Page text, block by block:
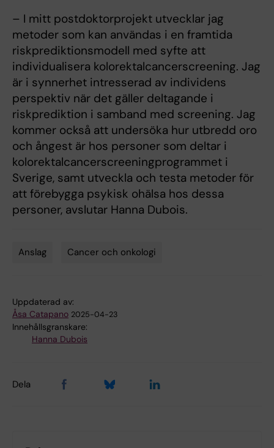
– I mitt postdoktorprojekt utvecklar jag
metoder som kan användas i en framtida
riskprediktionsmodell med syfte att
individualisera kolorektalcancerscreening. Jag
är i synnerhet intresserad av individens
perspektiv när det gäller deltagande i
riskprediktion i samband med screening. Jag
kommer också att undersöka hur utbredd oro
och ångest är hos personer som deltar i
kolorektalcancerscreeningprogrammet i
Sverige, samt utveckla och testa metoder för
att förebygga psykisk ohälsa hos dessa
personer, avslutar Hanna Dubois.
Anslag Cancer och onkologi
Uppdaterad av:
Åsa Catapano 2025-04-23
Innehållsgranskare:
Hanna Dubois
Dela